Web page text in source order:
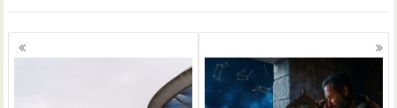
Navegación
de